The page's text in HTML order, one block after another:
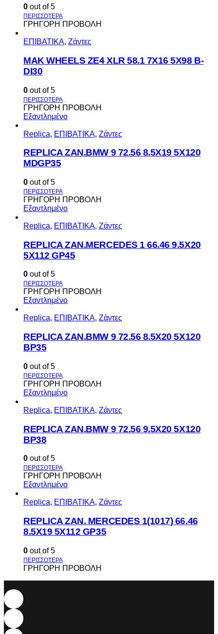
0 out of 5
ΓΡΗΓΟΡΗ ΠΡΟΒΟΛΗ
ΕΠΙΒΑΤΙΚΑ, Ζάντες
MAK WHEELS ΖΕ4 XLR 58.1 7Χ16 5Χ98 Β-
DI30
0 out of 5
ΓΡΗΓΟΡΗ ΠΡΟΒΟΛΗ
Εξαντλημένο
Replica, ΕΠΙΒΑΤΙΚΑ, Ζάντες
REPLICA ZAN.BMW 9 72.56 8.5X19 5X120
MDGP35
0 out of 5
ΓΡΗΓΟΡΗ ΠΡΟΒΟΛΗ
Εξαντλημένο
Replica, ΕΠΙΒΑΤΙΚΑ, Ζάντες
REPLICA ZAN.MERCEDES 1 66.46 9.5X20
5X112 GP45
0 out of 5
ΓΡΗΓΟΡΗ ΠΡΟΒΟΛΗ
Εξαντλημένο
Replica, ΕΠΙΒΑΤΙΚΑ, Ζάντες
REPLICA ZAN.BMW 9 72.56 8.5X20 5X120
BP35
0 out of 5
ΓΡΗΓΟΡΗ ΠΡΟΒΟΛΗ
Εξαντλημένο
Replica, ΕΠΙΒΑΤΙΚΑ, Ζάντες
REPLICA ZAN.BMW 9 72.56 9.5X20 5X120
BP38
0 out of 5
ΓΡΗΓΟΡΗ ΠΡΟΒΟΛΗ
Εξαντλημένο
Replica, ΕΠΙΒΑΤΙΚΑ, Ζάντες
REPLICA ZAN. MERCEDES 1(1017) 66.46
8.5X19 5X112 GP35
0 out of 5
ΓΡΗΓΟΡΗ ΠΡΟΒΟΛΗ